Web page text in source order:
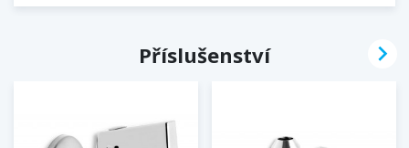
Příslušenství 